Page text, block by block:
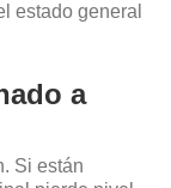
estado general
a
Si están